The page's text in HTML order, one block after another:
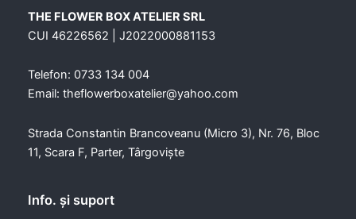
THE FLOWER BOX ATELIER SRL
CUI 46226562 | J2022000881153
Telefon: 0733 134 004
Email: theflowerboxatelier@yahoo.com
Strada Constantin Brancoveanu (Micro 3), Nr. 76, Bloc
11, Scara F, Parter, Târgoviște
Info. şi suport